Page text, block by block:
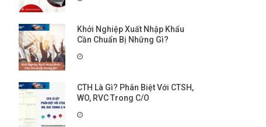
Khởi Nghiệp Xuất Nhập Khẩu
Cần Chuẩn Bị Những Gì?
CTH Là Gì? Phân Biệt Với CTSH,
WO, RVC Trong C/O